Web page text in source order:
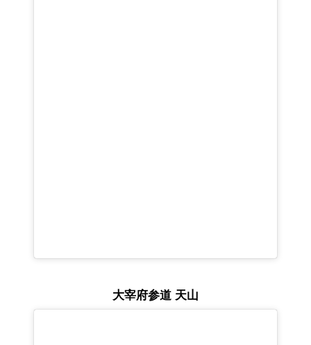
大宰府参道 天山